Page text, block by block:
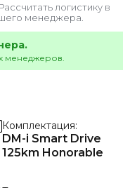
. Рассчитать логистику в
менеджера.
менеджеров.
Комплектация
DM-i Smart Drive
125km Honorable